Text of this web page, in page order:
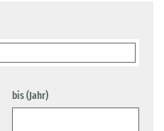
bis (Jahr)